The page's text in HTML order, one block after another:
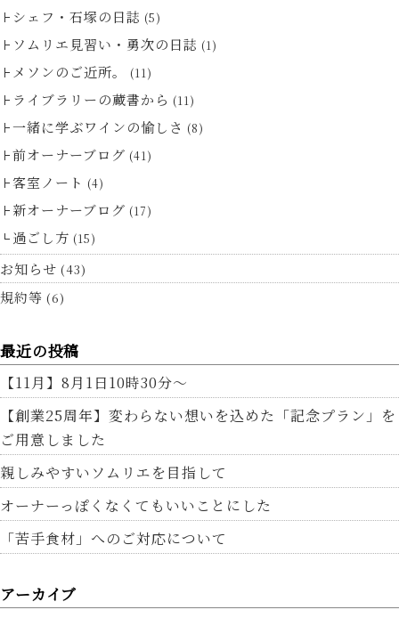
シェフ・石塚の日誌 (5)
ソムリエ見習い・勇次の日誌 (1)
メソンのご近所。 (11)
ライブラリーの蔵書から (11)
一緒に学ぶワインの愉しさ (8)
前オーナーブログ (41)
客室ノート (4)
新オーナーブログ (17)
過ごし方 (15)
お知らせ (43)
規約等 (6)
最近の投稿
【11月】8月1日10時30分～
【創業25周年】変わらない想いを込めた「記念プラン」を
ご用意しました
親しみやすいソムリエを目指して
オーナーっぽくなくてもいいことにした
「苦手食材」へのご対応について
アーカイブ